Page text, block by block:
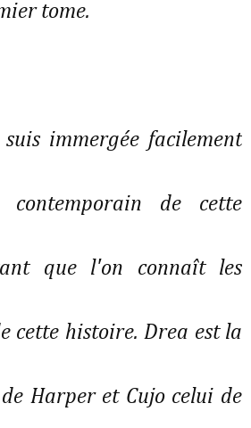
tome.
immergée facilement
contemporain de cette
que l'on connaît les
cette histoire. Drea est la
Harper et Cujo celui de